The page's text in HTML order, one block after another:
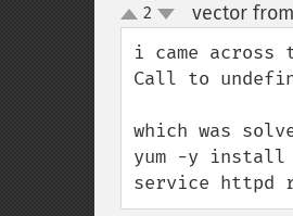
up
down
2 vector
i came
Call to
which was
yum -y install
service httpd